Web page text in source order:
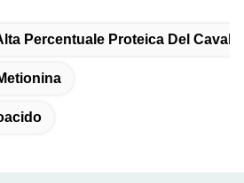
Percentuale Proteica Del Cavallo